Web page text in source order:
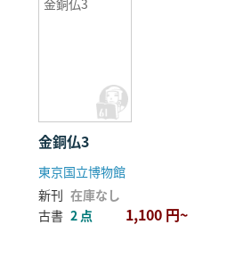
金銅仏3
金銅仏3
東京国立博物館
新刊 在庫なし
古書 2 点 1,100 円~